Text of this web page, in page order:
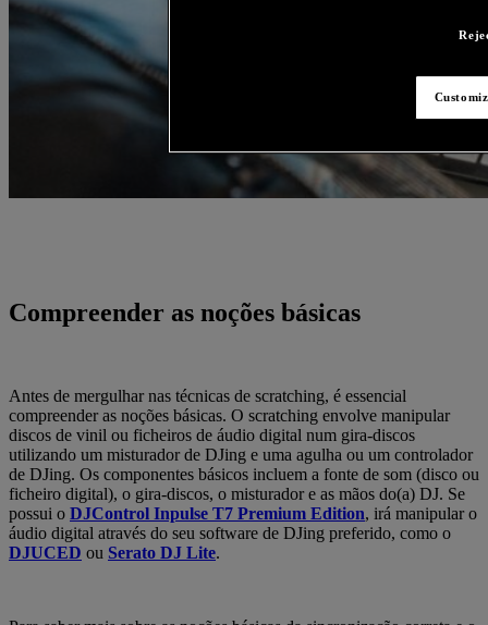
Compreender as noções básicas
Antes de mergulhar nas técnicas de scratching, é essencial
compreender as noções básicas. O scratching envolve manipular
discos de vinil ou ficheiros de áudio digital num gira-discos
utilizando um misturador de DJing e uma agulha ou um controlador
de DJing. Os componentes básicos incluem a fonte de som (disco ou
ficheiro digital), o gira-discos, o misturador e as mãos do(a) DJ. Se
possui o DJControl Inpulse T7 Premium Edition, irá manipular o
áudio digital através do seu software de DJing preferido, como o
DJUCED ou Serato DJ Lite.